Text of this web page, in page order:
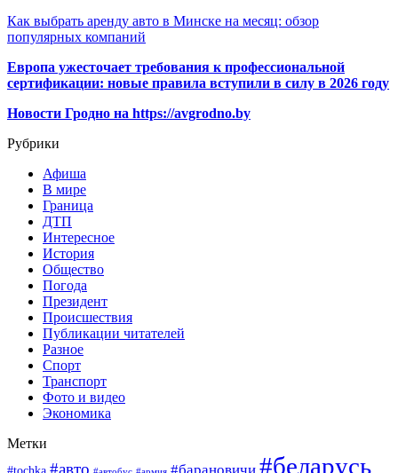
Как выбрать аренду авто в Минске на месяц: обзор
популярных компаний
Европа ужесточает требования к профессиональной
сертификации: новые правила вступили в силу в 2026 году
Новости Гродно на https://avgrodno.by
Рубрики
Афиша
В мире
Граница
ДТП
Интересное
История
Общество
Погода
Президент
Происшествия
Публикации читателей
Разное
Спорт
Транспорт
Фото и видео
Экономика
Метки
#авто #беларусь